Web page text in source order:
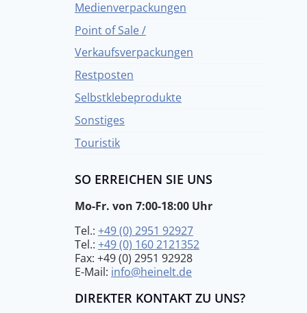
Medienverpackungen
Point of Sale /
Verkaufsverpackungen
Restposten
Selbstklebeprodukte
Sonstiges
Touristik
SO ERREICHEN SIE UNS
Mo-Fr. von 7:00-18:00 Uhr
Tel.: +49 (0) 2951 92927
Tel.: +49 (0) 160 2121352
Fax: +49 (0) 2951 92928
E-Mail: info@heinelt.de
DIREKTER KONTAKT ZU UNS?